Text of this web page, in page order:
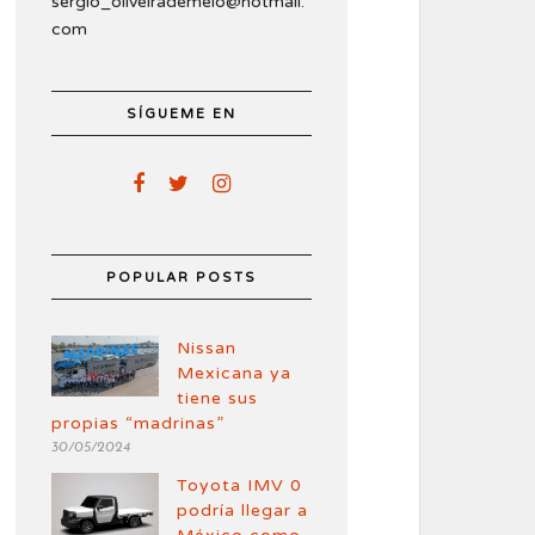
com
SÍGUEME EN
POPULAR POSTS
Nissan
Mexicana ya
tiene sus
propias “madrinas”
30/05/2024
Toyota IMV 0
podría llegar a